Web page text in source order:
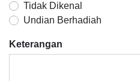
Tidak Dikenal
Undian Berhadiah
Keterangan